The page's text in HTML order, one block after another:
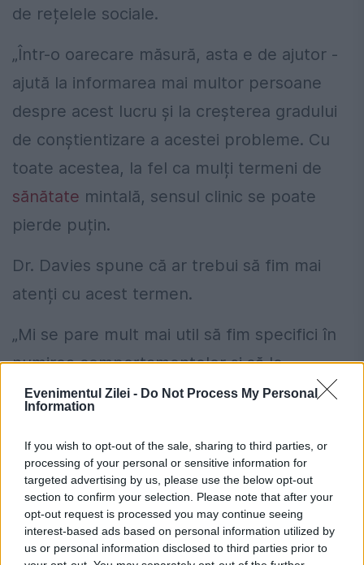
Evenimentul Zilei - Do Not Process My Personal
Information
If you wish to opt-out of the sale, sharing to third parties, or
processing of your personal or sensitive information for
targeted advertising by us, please use the below opt-out
section to confirm your selection. Please note that after your
opt-out request is processed you may continue seeing
interest-based ads based on personal information utilized by
us or personal information disclosed to third parties prior to
de rețelele sociale.
„Într-o oarecare măsură, asta e de ajutor -
ajută la informarea mai multor persoane
despre acest lucru și la creșterea gradului
de conștientizare a acestei probleme. Cu
toate acestea, la fel ca mulți termeni de
sănătate mintală, sensul clinic se poate
pierde puțin.
Dr. Davies spune că ar trebui să fim mai
atenți cu acest termen.
„Mi se pare mult mai util să fim specifici în
numirea comportamentelor și să le
separăm. De exemplu, o prietenă de-a mea
a abandonat-o brusc după ce s-au
despărțit.
„A fi abandonat brusc este, desigur, oribil,
dar este posibil ca el să nu fi fost capabil să